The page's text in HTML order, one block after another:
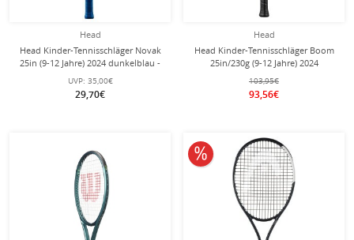
Head
Head Kinder-Tennisschläger Novak
25in (9-12 Jahre) 2024 dunkelblau -
besaitet -
UVP: 35,00€
29,70€
Head
Head Kinder-Tennisschläger Boom
25in/230g (9-12 Jahre) 2024
schwarz/türkis - besaitet -
103,95€
93,56€
10% reduziert